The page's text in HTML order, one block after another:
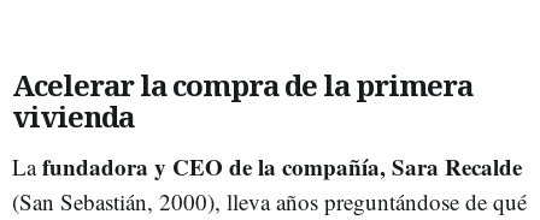
Acelerar la compra de la primera
vivienda
Lafundadora y CEO de la compañía, Sara Recalde
(San Sebastián, 2000), lleva años preguntándose de qué